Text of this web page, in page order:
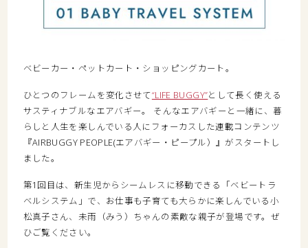
ベビーカー・ペットカート・ショッピングカート。
ひとつのフレームを変化させて“LIFE BUGGY”として長く使える
サスティナブルなエアバギー。 そんなエアバギーと一緒に、暮
らしと人生を楽しんでいる人にフォーカスした連載コンテンツ
『AIRBUGGY PEOPLE(エアバギー・ピープル）』がスタートし
ました。
第1回目は、新生児からシームレスに移動できる「ベビートラ
ベルシステム」で、お仕事も子育ても大らかに楽しんでいる小
松真子さん、未雨（みう）ちゃんの素敵な親子が登場です。ぜ
ひご覧ください。